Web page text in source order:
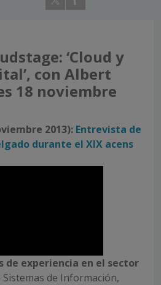
‘Cloud y
con Albert
18 noviembre
2013): Entrevista de
durante el XIX acens
de experiencia en el sector
de Información,